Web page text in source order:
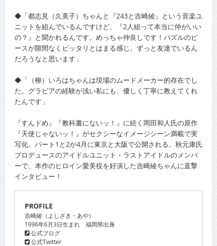
◆「都志見（久美子）ちゃんと『243と吉崎綾』という音楽ユ
ニットを組んでいるんですけど、『2人組って本当に仲がいい
の？』と聞かれるんです。めっちゃ仲良しです！パズルのピ
ースが隙間なくピッタリとはまる感じ。ずっと友達でいるん
だろうなと思います」
◆「（柳）いろはちゃんは現場のムードメーカー的存在でし
た。グラビアの経験が浅い私にも、優しく丁寧に教えてくれ
たんです」
『すんドめ』『教科書にないッ！』に続く岡田和人氏の原作
『天使じゃないッ！』がセクシーなイメージシーン満載で実
写化。パート1と2が4月に東京と大阪で公開される。秋元康氏
プロデュースのアイドルユニット・ラストアイドルのメンバ
ーで、本作のヒロイン愛美役を好演した吉崎綾ちゃんに直撃
インタビュー！
PROFILE
吉崎綾（よしざき・あや）
1996年6月3日生まれ 福岡県出身
公式ブログ
公式Twitter